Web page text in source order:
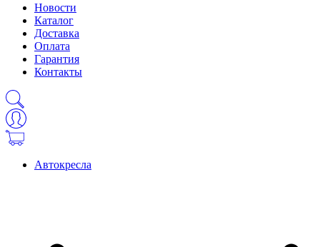
Новости
Каталог
Доставка
Оплата
Гарантия
Контакты
Автокресла